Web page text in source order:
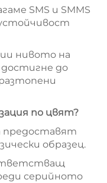
SMS и SMMS
нивото на
до
по цвят?
предоставят
образец.
серийното